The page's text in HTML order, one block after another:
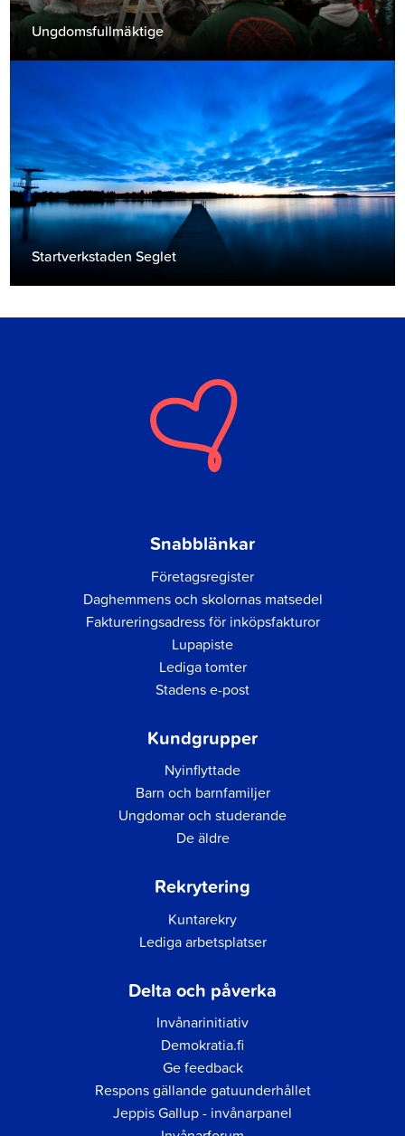
Ungdomsfullmäktige
Startverkstaden Seglet
Snabblänkar
Företagsregister
Daghemmens och skolornas matsedel
Faktureringsadress för inköpsfakturor
Lupapiste
Lediga tomter
Stadens e-post
Kundgrupper
Nyinflyttade
Barn och barnfamiljer
Ungdomar och studerande
De äldre
Rekrytering
Kuntarekry
Lediga arbetsplatser
Delta och påverka
Invånarinitiativ
Demokratia.fi
Ge feedback
Respons gällande gatuunderhållet
Jeppis Gallup - invånarpanel